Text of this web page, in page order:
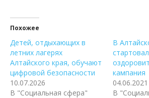
Похожее
Детей, отдыхающих в
летних лагерях
Алтайского края, обучают
цифровой безопасности
10.07.2026
В "Социальная сфера"
В
кампания
04.06.2021
В